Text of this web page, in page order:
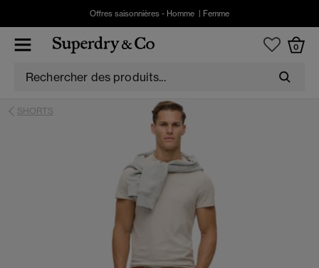
Offres saisonnières - Homme Femme
0
SHORTS